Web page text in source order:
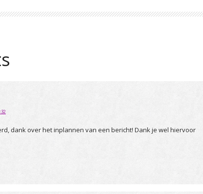
dank over het inplannen van een bericht! Dank je wel hiervoor